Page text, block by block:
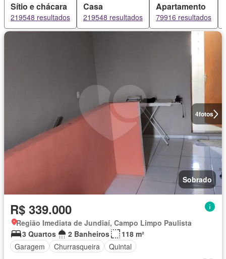
Sítio e chácara
219548 resultados
Casa
219548 resultados
Apartamento
79916 resultados
4fotos
Sobrado
R$ 339.000
Região Imediata de Jundiaí, Campo Limpo Paulista
3 Quartos
2 Banheiros
118 m²
Garagem
Churrasqueira Quintal